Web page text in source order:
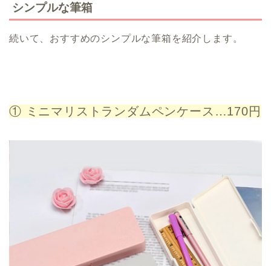
シンプルな筆箱
続いて、おすすめのシンプルな筆箱を紹介します。
① ミニマリストランダムペンケース…170円